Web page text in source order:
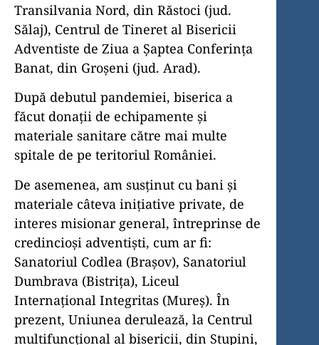
Transilvania Nord, din Răstoci (jud.
Sălaj), Centrul de Tineret al Bisericii
Adventiste de Ziua a Șaptea Conferința
Banat, din Groșeni (jud. Arad).
După debutul pandemiei, biserica a
făcut do­nații de echipamente și
materiale sanitare către mai multe
spitale de pe teritoriul României.
De asemenea, am susținut cu bani și
materiale câteva inițiative private, de
interes misionar general, întreprinse de
credincioși adventiști, cum ar fi:
Sanatoriul Codlea (Brașov), Sanatoriul
Dumbrava (Bistrița), Liceul
Internațional Integritas (Mureș). În
prezent, Uniunea derulează, la Centrul
multi­funcțional al bisericii, din Stupini,